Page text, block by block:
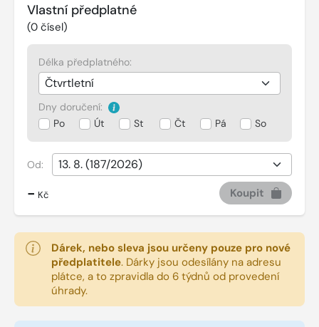
Vlastní předplatné
(0 čísel)
Délka předplatného:
Dny doručení:
Po
Út St Čt Pá So
Od:
- Kč Koupit
Dárek, nebo sleva jsou určeny pouze pro nové
předplatitele. Dárky jsou odesílány na adresu
plátce, a to zpravidla do 6 týdnů od provedení
úhrady.